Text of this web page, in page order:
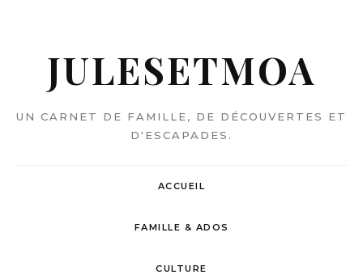
JULESETMOA
UN CARNET DE FAMILLE, DE DÉCOUVERTES ET
D'ESCAPADES.
ACCUEIL
FAMILLE & ADOS
CULTURE